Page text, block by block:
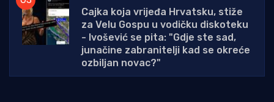
Cajka koja vrijeđa Hrvatsku, stiže
za Velu Gospu u vodičku diskoteku
- Ivošević se pita: "Gdje ste sad,
junačine zabranitelji kad se okreće
ozbiljan novac?"